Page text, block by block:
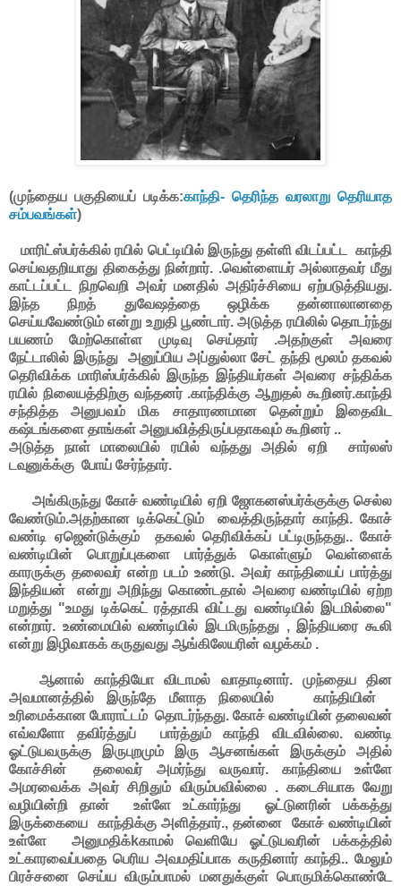
(முந்தைய பகுதியைப் படிக்க:காந்தி- தெரிந்த வரலாறு தெரியாத
சம்பவங்கள்)
மாரிட்ஸ்பர்க்கில் ரயில் பெட்டியில் இருந்து தள்ளி விடப்பட்ட காந்தி
செய்வதறியாது திகைத்து நின்றார். .வெள்ளையர் அல்லாதவர் மீது
காட்டப்பட்ட நிறவெறி அவர் மனதில் அதிர்ச்சியை ஏற்படுத்தியது.
இந்த நிறத் துவேஷத்தை ஒழிக்க தன்னாலானதை
செய்யவேண்டும் என்று உறுதி பூண்டார். அடுத்த ரயிலில் தொடர்ந்து
பயணம் மேற்கொள்ள முடிவு செய்தார் .அதற்குள் அவரை
நேட்டாலில் இருந்து அனுப்பிய அப்துல்லா சேட் தந்தி மூலம் தகவல்
தெரிவிக்க மாரிஸ்பர்க்கில் இருந்த இந்தியர்கள் அவரை சந்திக்க
ரயில் நிலையத்திற்கு வந்தனர் .காந்திக்கு ஆறுதல் கூறினர்.காந்தி
சந்தித்த அனுபவம் மிக சாதாரணமான தென்றும் இதைவிட
கஷ்டங்களை தாங்கள் அனுபவித்திருப்பதாகவும் கூறினர் ..
அடுத்த நாள் மாலையில் ரயில் வந்தது அதில் ஏறி சார்லஸ்
டவுனுக்க்கு போய் சேர்ந்தார்.
அங்கிருந்து கோச் வண்டியில் ஏறி ஜோகனஸ்பர்க்குக்கு செல்ல
வேண்டும்.அதற்கான டிக்கெட்டும் வைத்திருந்தார் காந்தி. கோச்
வண்டி ஏஜென்டுக்கும் தகவல் தெரிவிக்கப் பட்டிருந்தது.. கோச்
வண்டியின் பொறுப்புகளை பார்த்துக் கொள்ளும் வெள்ளைக்
காரருக்கு தலைவர் என்ற படம் உண்டு. அவர் காந்தியைப் பார்த்து
இந்தியன் என்று அறிந்து கொண்டதால் அவரை வண்டியில் ஏற்ற
மறுத்து "உமது டிக்கெட் ரத்தாகி விட்டது வண்டியில் இடமில்லை"
என்றார். உண்மையில் வண்டியில் இடமிருந்தது , இந்தியரை கூலி
என்று இழிவாகக் கருதுவது ஆங்கிலேயரின் வழக்கம் .
ஆனால் காந்தியோ விடாமல் வாதாடினார். முந்தைய தின
அவமானத்தில் இருந்தே மீளாத நிலையில் காந்தியின்
உரிமைக்கான போராட்டம் தொடர்ந்தது. கோச் வண்டியின் தலைவன்
எவ்வளோ தவிர்த்துப் பார்த்தும் காந்தி விடவில்லை. வண்டி
ஓட்டுபவருக்கு இருபுறமும் இரு ஆசனங்கள் இருக்கும் அதில்
கோச்சின் தலைவர் அமர்ந்து வருவார். காந்தியை உள்ளே
அமரவைக்க அவர் சிறிதும் விரும்பவில்லை . கடைசியாக வேறு
வழியின்றி தான் உள்ளே உட்கார்ந்து ஓட்டுனரின் பக்கத்து
இருக்கையை காந்திக்கு அளித்தார்., தன்னை கோச் வண்டியின்
உள்ளே அனுமதிக்kகாமல் வெளியே ஓட்டுபவரின் பக்கத்தில்
உட்காரவைப்பதை பெரிய அவமதிப்பாக கருதினார் காந்தி.. மேலும்
பிரச்சனை செய்ய விரும்பாமல் மனதுக்குள் பொருமிக்கொண்டே